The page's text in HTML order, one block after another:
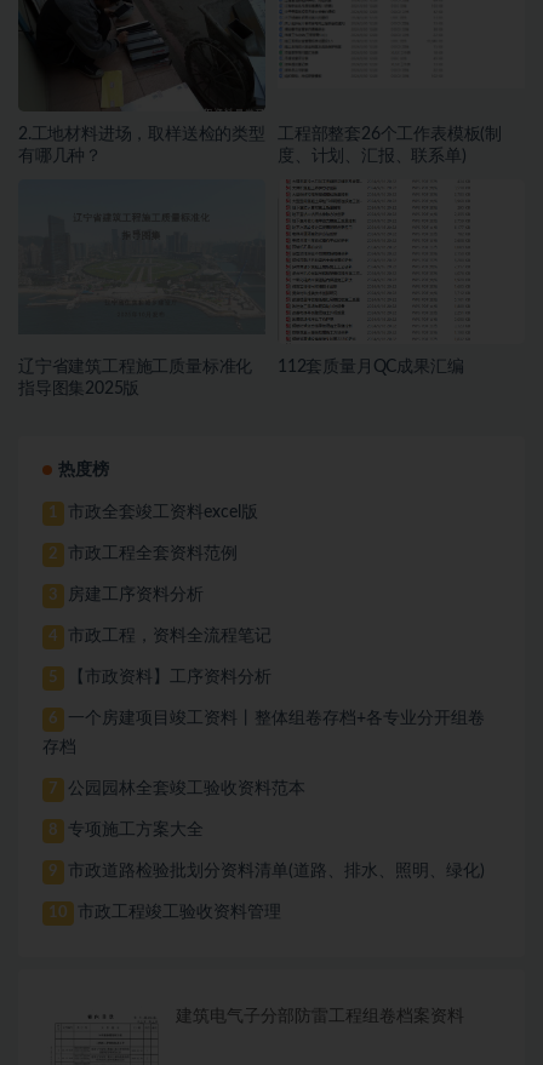
2.工地材料进场，取样送检的类型
有哪几种？
工程部整套26个工作表模板(制
度、计划、汇报、联系单)
辽宁省建筑工程施工质量标准化
指导图集2025版
112套质量月QC成果汇编
热度榜
1 市政全套竣工资料excel版
2 市政工程全套资料范例
3 房建工序资料分析
4 市政工程，资料全流程笔记
5 【市政资料】工序资料分析
6
一个房建项目竣工资料丨整体组卷存档+各专业分开组卷
存档
7 公园园林全套竣工验收资料范本
8 专项施工方案大全
9 市政道路检验批划分资料清单(道路、排水、照明、绿化)
10 市政工程竣工验收资料管理
建筑电气子分部防雷工程组卷档案资料